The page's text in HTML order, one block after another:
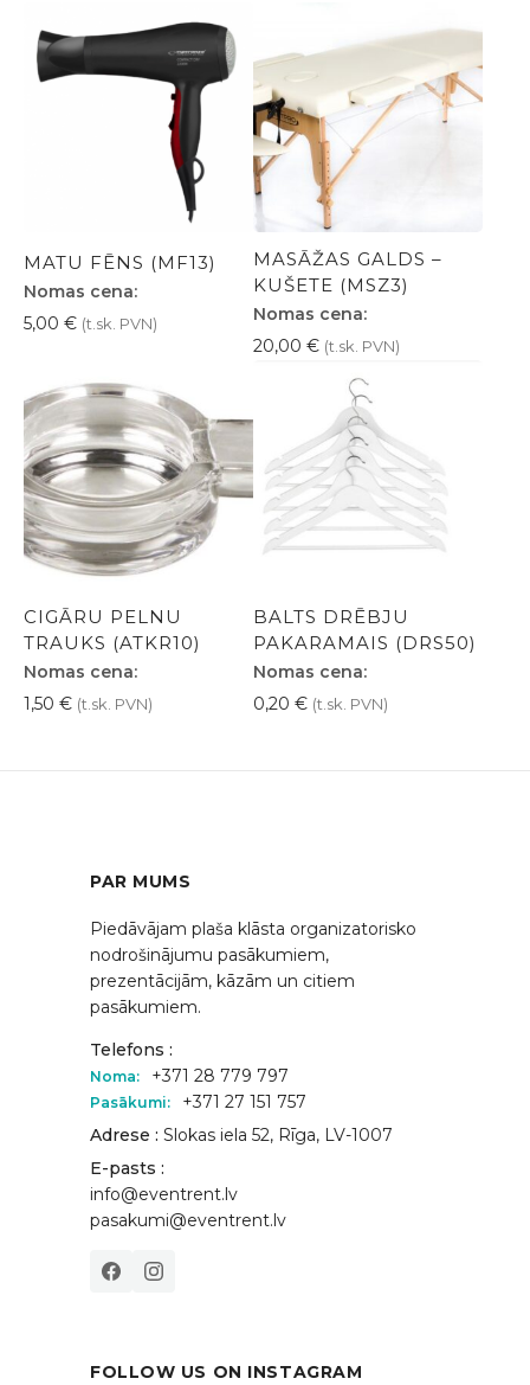
MATU FĒNS (MF13)
Nomas cena:
5,00 € (t.sk. PVN)
MASĀŽAS GALDS –
KUŠETE (MSZ3)
Nomas cena:
20,00 € (t.sk. PVN)
CIGĀRU PELNU
TRAUKS (ATKR10)
Nomas cena:
1,50 € (t.sk. PVN)
BALTS DRĒBJU
PAKARAMAIS (DRS50)
Nomas cena:
0,20 € (t.sk. PVN)
PAR MUMS
Piedāvājam plaša klāsta organizatorisko
nodrošinājumu pasākumiem,
prezentācijām, kāzām un citiem
pasākumiem.
Telefons :
Noma: +371 28 779 797
Pasākumi:
+371 27 151 757
Adrese : Slokas iela 52, Rīga, LV-1007
E-pasts :
info@eventrent.lv
pasakumi@eventrent.lv
FOLLOW US ON INSTAGRAM